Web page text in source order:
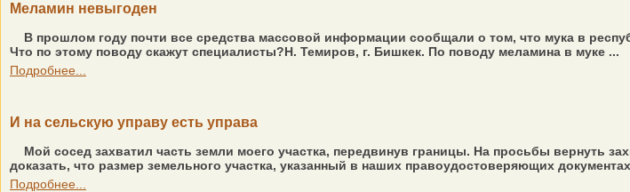
Меламин невыгоден
В прошлом году почти все средства массовой информации сообщали о том, что мука в
Что по этому поводу скажут специалисты?Н. Темиров, г. Бишкек. По поводу меламина в муке ...
Подробнее...
И на сельскую управу есть управа
Мой сосед захватил часть земли моего участка, передвинув границы. На просьбы вернуть
доказать, что размер земельного участка, указанный в наших правоудостоверяющих
Подробнее...